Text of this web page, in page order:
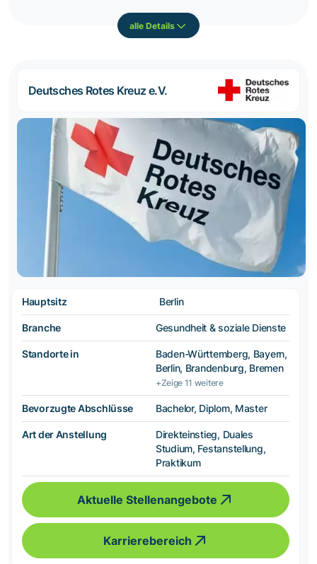
alle Details
Deutsches Rotes Kreuz e.V.
Hauptsitz Berlin
Branche Gesundheit & soziale Dienste
Standorte in
Baden-Württemberg, Bayern,
Berlin, Brandenburg, Bremen
+Zeige 11 weitere
Bevorzugte Abschlüsse Bachelor, Diplom, Master
Art der Anstellung
Direkteinstieg, Duales
Studium, Festanstellung,
Praktikum
Aktuelle Stellenangebote
Karrierebereich